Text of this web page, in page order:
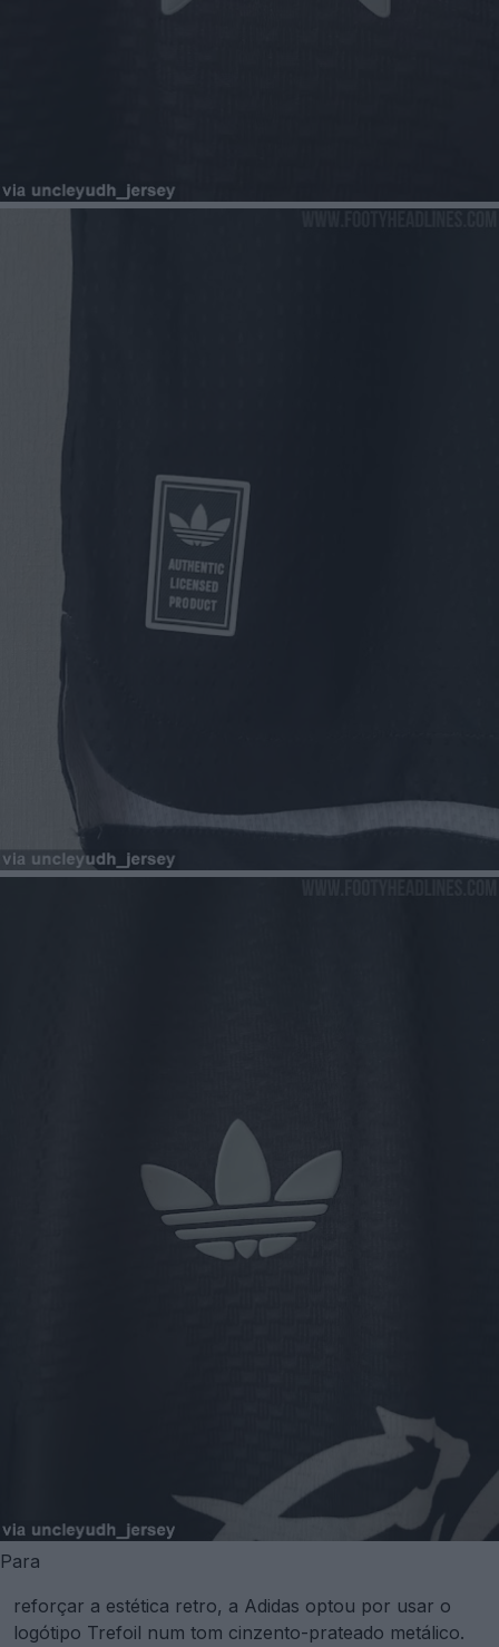
Para
reforçar a estética retro, a Adidas optou por usar o
logótipo Trefoil num tom cinzento-prateado metálico.